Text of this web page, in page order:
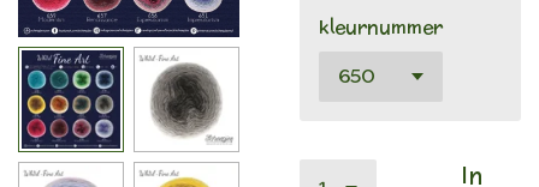
kleurnummer
In